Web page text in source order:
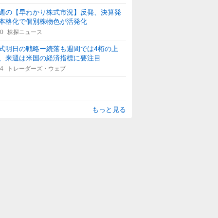
の【早わかり株式市況】反発、決算発
格化で個別株物色が活発化
株探ニュース
明日の戦略ー続落も週間では4桁の上
来週は米国の経済指標に要注目
トレーダーズ・ウェブ
もっと見る